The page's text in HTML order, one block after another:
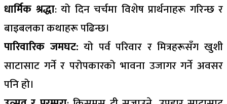
धार्मिक श्रद्धा: यो दिन चर्चमा विशेष प्रार्थनाहरू गरिन्छ र
बाइबलका कथाहरू पढिन्छ।
पारिवारिक जमघट: यो पर्व परिवार र मित्रहरूसँग खुशी
साटासाट गर्ने र परोपकारको भावना उजागर गर्ने अवसर
पनि हो।